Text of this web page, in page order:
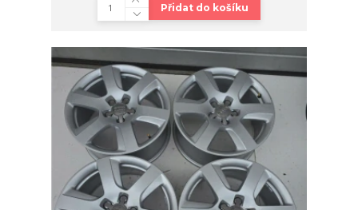
Přidat do košíku